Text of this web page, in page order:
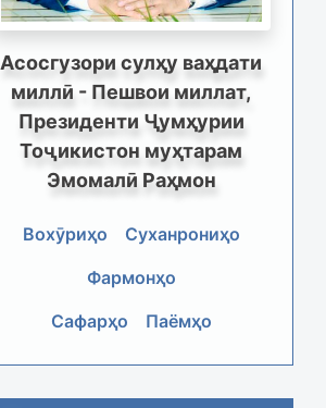
Асосгузори сулҳу ваҳдати
миллӣ - Пешвои миллат,
Президенти Ҷумҳурии
Тоҷикистон муҳтарам
Эмомалӣ Раҳмон
Вохӯриҳо
Суханрониҳо
Фармонҳо
Сафарҳо
Паёмҳо